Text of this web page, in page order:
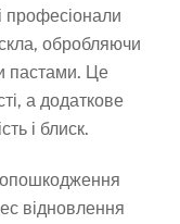
професіонали
обробляючи
пастами. Це
а додаткове
і блиск.
відновлення